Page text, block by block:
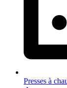
Presses à